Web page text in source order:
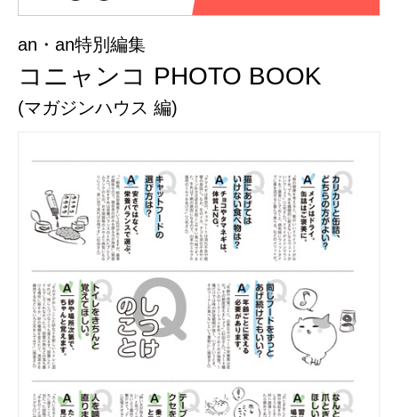
an・an特別編集
コニャンコ PHOTO BOOK
(マガジンハウス 編)